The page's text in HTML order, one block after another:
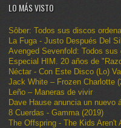
LO MÁS VISTO
Sôber: Todos sus discos
La Fuga - Justo Después Del
Avenged Sevenfold: Todos
Especial HIM. 20 años de
Néctar - Con Este Disco (Lo)
Jack White – Frozen Charlotte
Leño – Maneras de vivir
Dave Hause anuncia un nuevo
8 Cuerdas - Gamma (2019)
The Offspring - The Kids Aren't